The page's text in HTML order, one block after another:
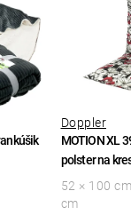
MOTION XL
polster na
operadlom
Doppler
52 × 100
cm